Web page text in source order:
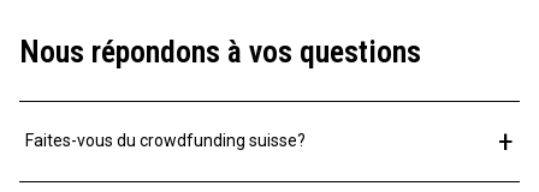
Nous répondons à vos questions
Faites-vous du crowdfunding suisse? +